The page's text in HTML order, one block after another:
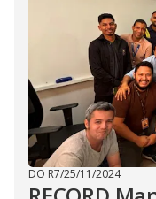
DO R7/25/11/2024